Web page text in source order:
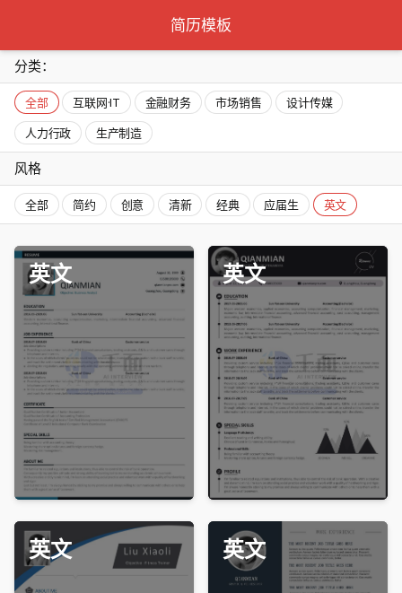
简历模板
分类：
全部 互联网·IT 金融财务 市场销售 设计传媒
人力行政 生产制造
风格
全部 简约 创意 清新 经典 应届生 英文
英文 英文
英文 英文